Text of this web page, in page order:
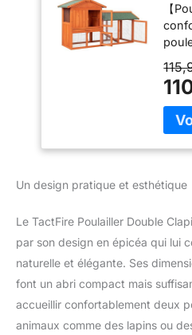
et
x
【
en
en
des
sont
Un design pratique et esthétique
Le TactFire Poulailler Double
par son design en épicéa qui lui
naturelle et élégante. Ses
font un abri compact mais
accueillir confortablement deux
animaux comme des lapins ou